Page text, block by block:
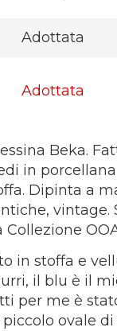
Adottata
Adottata
Beka.
in
Dipinta a
vintage.
in stoffa e
il blu è il
per me è
ovale di